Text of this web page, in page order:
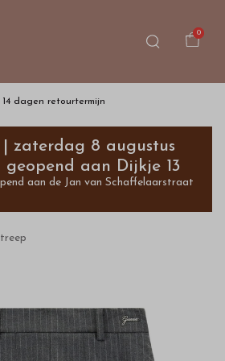
0
14 dagen retourtermijn
| zaterdag 8 augustus
aan Dijkje 13
aan de Jan van Schaffelaarstraat